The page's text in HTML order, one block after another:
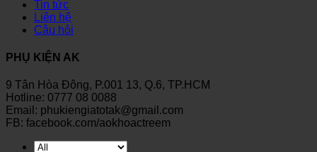
Tin tức
Liên hệ
Câu hỏi
PHỤ KIỆN AK
9 Tân Hòa Đông, P.001 13, Q.6, TP.HCM
Hotline: 0777 08 0088
Email: phukiengiatotak@gmail.com
FB: facebook.com/aokhoactreem